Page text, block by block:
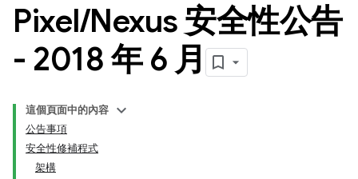
Pixel/Nexus 安全性公告
- 2018 年 6 月
這個頁面中的內容
公告事項
安全性修補程式
架構